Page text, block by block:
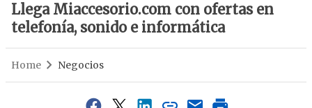
Llega Miaccesorio.com con ofertas en
telefonía, sonido e informática
Home Negocios